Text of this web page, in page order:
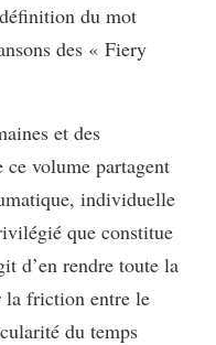
du mot
des « Fiery
et des
volume partagent
individuelle
que constitue
d’en rendre toute la
la friction entre le
du temps